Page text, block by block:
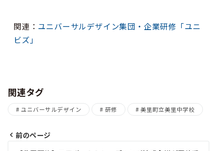
関連： ユニバーサルデザイン集団・企業研修「ユニ
ビズ」
関連タグ
ユニバーサルデザイン 研修 美里町立美里中学校
前のページ